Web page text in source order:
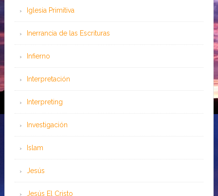
Iglesia Primitiva
Inerrancia de las Escrituras
Infierno
Interpretación
Interpreting
Investigación
Islam
Jesús
Jesús El Cristo